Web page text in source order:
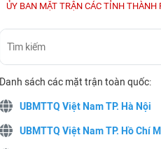
ỦY BAN MẶT TRẬN CÁC TỈNH THÀNH
Danh sách các mặt trận toàn quốc:
UBMTTQ Việt Nam TP. Hà Nội
UBMTTQ Việt Nam TP. Hồ Chí